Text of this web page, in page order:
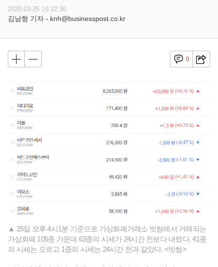
2020-03-25 16:22:30
김남형 기자 - knh@businesspost.co.kr
0
▲ 25일 오후 4시1분 기준으로 가상화폐거래소 빗썸에서 거래되는
가상화폐 105종 가운데 63종의 시세가 24시간 전보다 내렸다. 41종
의 시세는 오르고 1종의 시세는 24시간 전과 같았다. <빗썸>